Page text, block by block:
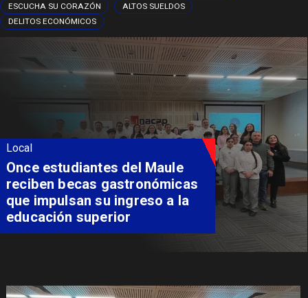
ESCUCHA SU CORAZÓN
ALTOS SUELDOS
DELITOS ECONÓMICOS
Local
Álvarez-Salamanca lidera la
apuesta regional para
consolidar el Paso Pehuenche
como alternativa a Los
Libertadores